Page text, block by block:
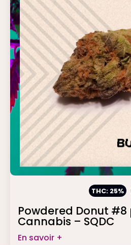
THC: 25%
Powdered Donut #8
Cannabis – SQDC
En savoir +